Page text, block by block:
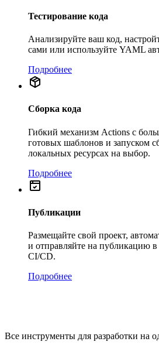
Тестирование кода
Анализируйте ваш код,
сами или используйте YAML
Подробнее
Сборка кода
Гибкий механизм Actions с
готовых шаблонов и запуском
локальных ресурсах на выбор.
Подробнее
Публикации
Размещайте свой проект,
и отправляйте на публикацию
CI/CD.
Подробнее
Все инструменты для разработки на